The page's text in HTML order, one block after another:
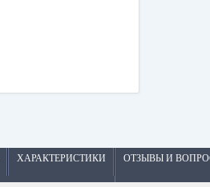
ХАРАКТЕРИСТИКИ ОТЗЫВЫ И